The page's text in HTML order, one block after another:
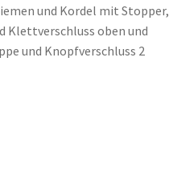
und Kordel mit Stopper,
Klettverschluss oben und
und Knopfverschluss 2